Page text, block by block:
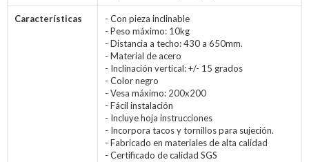
Características
- Con pieza inclinable
- Peso máximo: 10kg
- Distancia a techo: 430 a 650mm.
- Material de acero
- Inclinación vertical: +/- 15 grados
- Color negro
- Vesa máximo: 200x200
- Fácil instalación
- Incluye hoja instrucciones
- Incorpora tacos y tornillos para sujeción.
- Fabricado en materiales de alta calidad
- Certificado de calidad SGS